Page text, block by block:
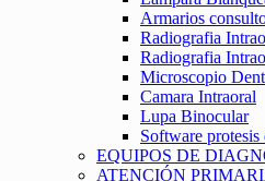
Armarios
Radiografia
Radiografia
Microscopio
Camara Intraoral
Lupa Binocular
Software protesis
EQUIPOS DE
ATENCIÓN